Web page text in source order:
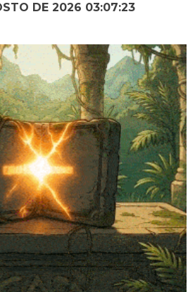
DE 2026 03:07:24